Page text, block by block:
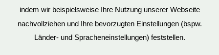
indem wir beispielsweise Ihre Nutzung unserer Webseite
nachvollziehen und Ihre bevorzugten Einstellungen (bspw.
Länder- und Spracheneinstellungen) feststellen.